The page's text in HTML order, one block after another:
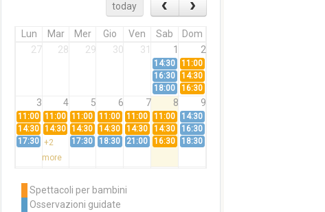
today
Lun Mar Mer Gio Ven Sab
Dom
27
28 29 30 31 1 2
14:30
11:00
16:30
14:30
18:00
16:30
3 4 5 6 7 8 9
11:00 11:00 11:00 11:00 11:00 11:00
14:30
14:30 14:30 14:30 14:30 14:30 14:30
16:30
17:30 +2
more
17:30 18:30 21:00 16:30 18:30
11:00
14:30
Spettacoli per bambini
Osservazioni guidate